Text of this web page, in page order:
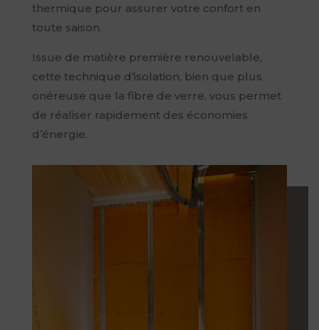
thermique pour assurer votre confort en
toute saison.
Issue de matière première renouvelable,
cette technique d’isolation, bien que plus
onéreuse que la fibre de verre, vous permet
de réaliser rapidement des économies
d’énergie.